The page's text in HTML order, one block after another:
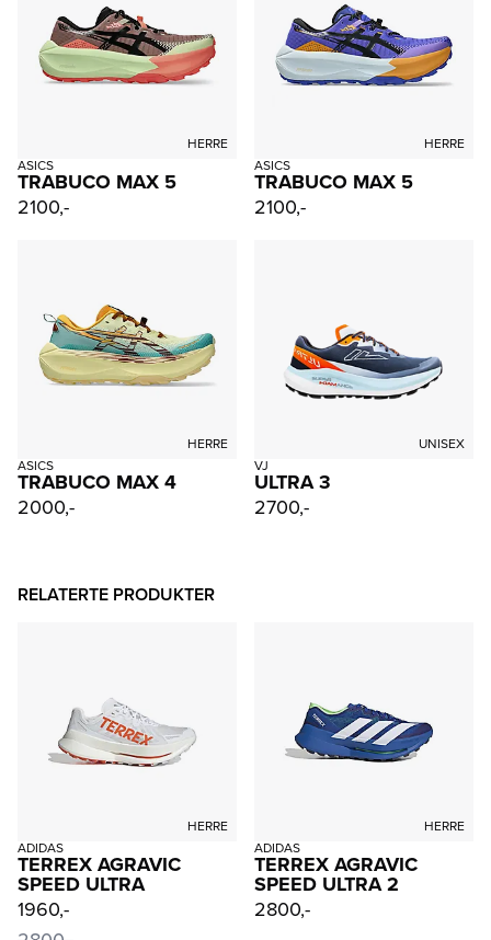
HERRE
ASICS
TRABUCO MAX 5
2100,-
HERRE
ASICS
TRABUCO MAX 5
2100,-
HERRE
ASICS
TRABUCO MAX 4
2000,-
UNISEX
VJ
ULTRA 3
2700,-
RELATERTE PRODUKTER
HERRE
ADIDAS
TERREX AGRAVIC
SPEED ULTRA
1960,-
HERRE
ADIDAS
TERREX AGRAVIC
SPEED ULTRA 2
2800,-